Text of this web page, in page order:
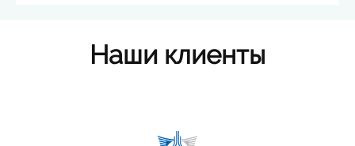
Наши клиенты